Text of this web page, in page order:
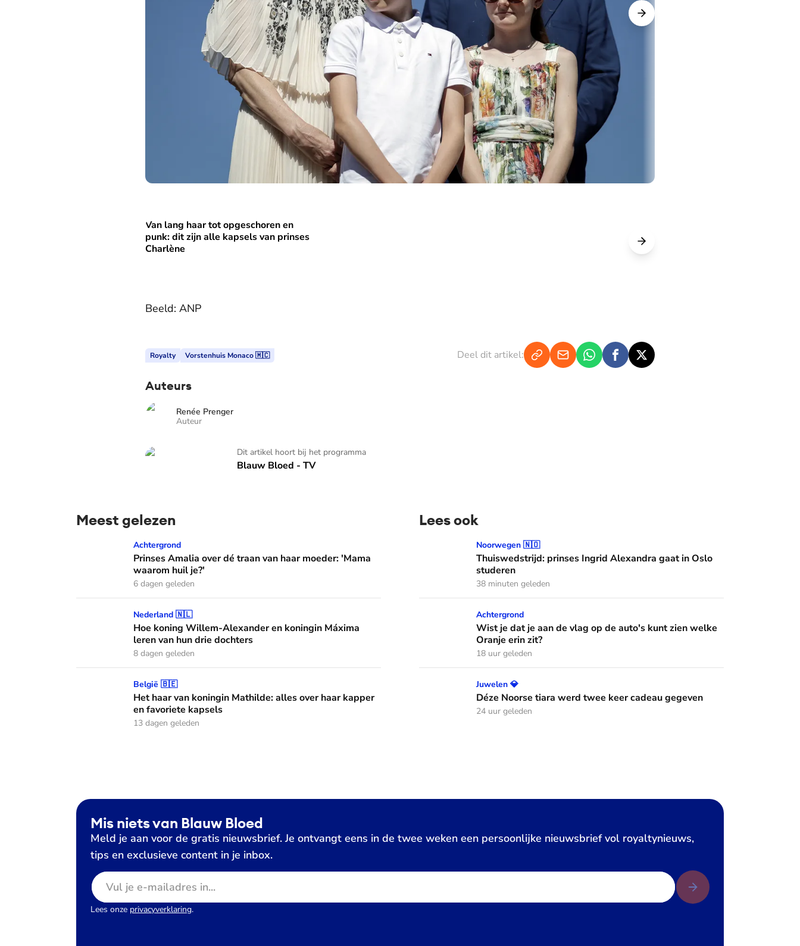
Van lang haar tot opgeschoren en
punk: dit zijn alle kapsels van prinses
Charlène
Van lang haar tot opgeschoren en punk: dit zijn alle kapsels van prinses Charlène
Beeld: ANP
Royalty Vorstenhuis Monaco 🇲🇨 Deel dit artikel:
Auteurs
Renée Prenger
Auteur
Dit artikel hoort bij het programma
Blauw Bloed - TV
Blauw Bloed - TV
Meest gelezen
Prinses Amalia over dé traan van haar moeder: 'Mama waarom huil je?'
Achtergrond
Prinses Amalia over dé traan van haar moeder: 'Mama
waarom huil je?'
6 dagen geleden
Hoe koning Willem-Alexander en koningin Máxima leren van hun drie dochters
Nederland 🇳🇱
Hoe koning Willem-Alexander en koningin Máxima
leren van hun drie dochters
8 dagen geleden
Het haar van koningin Mathilde: alles over haar kapper en favoriete kapsels
België 🇧🇪
Het haar van koningin Mathilde: alles over haar kapper
en favoriete kapsels
13 dagen geleden
Lees ook
Thuiswedstrijd: prinses Ingrid Alexandra gaat in Oslo studeren
Noorwegen 🇳🇴
Thuiswedstrijd: prinses Ingrid Alexandra gaat in Oslo
studeren
38 minuten geleden
Wist je dat je aan de vlag op de auto's kunt zien welke Oranje erin zit?
Achtergrond
Wist je dat je aan de vlag op de auto's kunt zien welke
Oranje erin zit?
18 uur geleden
Déze Noorse tiara werd twee keer cadeau gegeven
Juwelen 💎
Déze Noorse tiara werd twee keer cadeau gegeven
24 uur geleden
Mis niets van Blauw Bloed
Meld je aan voor de gratis nieuwsbrief. Je ontvangt eens in de twee weken een persoonlijke nieuwsbrief vol royaltynieuws,
tips en exclusieve content in je inbox.
E-mailadres
Lees onze privacyverklaring.